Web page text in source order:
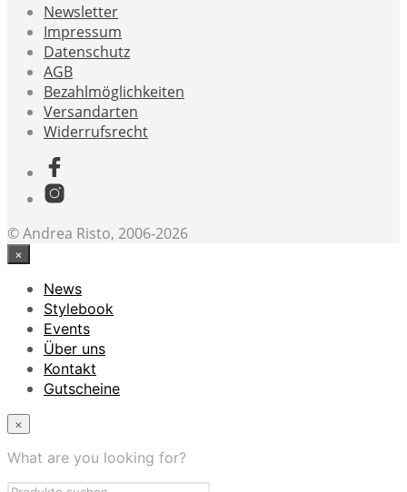
Newsletter
Impressum
Datenschutz
AGB
Bezahlmöglichkeiten
Versandarten
Widerrufsrecht
© Andrea Risto, 2006-2026
×
News
Stylebook
Events
Über uns
Kontakt
Gutscheine
×
What are you looking for?